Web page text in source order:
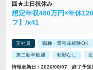
回★土日祝休み
想定年収480万円×年休
フ】/x41
正社員 職種・業種未経験OK
第二新卒歓迎 転勤なし
情報更新日：2026/08/07 終了予定